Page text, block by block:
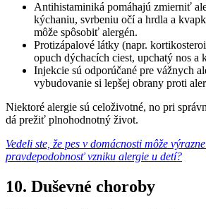
Antihistaminiká pomáhajú zmierniť
kýchaniu, svrbeniu očí a hrdla a
môže spôsobiť alergén.
Protizápalové látky (napr.
opuch dýchacích ciest, upchatý nos a
Injekcie sú odporúčané pre vážnych
vybudovanie si lepšej obrany proti
Niektoré alergie sú celoživotné, no pri
dá prežiť plnohodnotný život.
Vedeli ste, že pes v domácnosti môže
pravdepodobnosť vzniku alergie u detí?
10. Duševné choroby